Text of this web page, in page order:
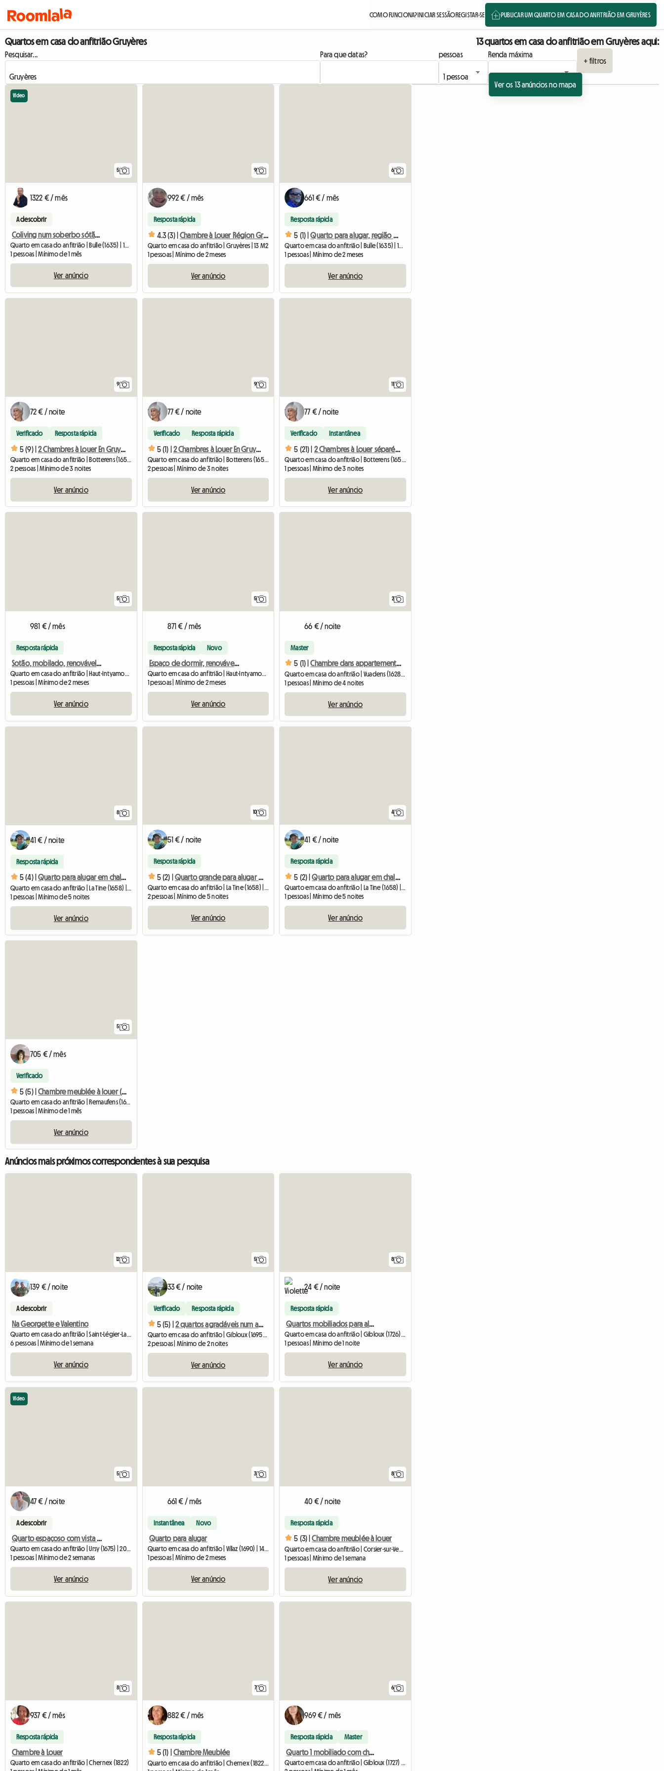
COMO FUNCIONA?INICIAR SESSÃOREGISTAR-SE PUBLICAR UM QUARTO EM CASA DO ANFITRIÃO EM GRUYÈRES
Quartos em casa do anfitrião Gruyères 13 quartos em casa do anfitrião em Gruyères aqui:
Pesquisar... Para que datas? pessoas
Renda máxima
+ filtros
Ver os 13 anúncios no mapa
5
Vídeo
1322 € / mês
A descobrir
Coliving num soberbo sótão de 130m². Terraço com jacuzzi
Quarto em casa do anfitrião | Bulle (1635) | 13 M2
1 pessoas | Mínimo de 1 mês
Ver anúncio
9
992 € / mês
Resposta rápida
4.3 (3) | Chambre à Louer Région Gruyèrienne
Quarto em casa do anfitrião | Gruyères | 13 M2
1 pessoas | Mínimo de 2 meses
Ver anúncio
6
661 € / mês
Resposta rápida
5 (1) | Quarto para alugar, região de Gruyère, Bulle
Quarto em casa do anfitrião | Bulle (1635) | 16 M2
1 pessoas | Mínimo de 2 meses
Ver anúncio
9
72 € / noite
Verificado Resposta rápida
5 (9) | 2 Chambres à Louer En Gruyère Suisse (Kopieren)
Quarto em casa do anfitrião | Botterens (1652) | 12 M2
2 pessoas | Mínimo de 3 noites
Ver anúncio
9
77 € / noite
Verificado Resposta rápida
5 (1) | 2 Chambres à Louer En Gruyère Suisse (Kopieren)
Quarto em casa do anfitrião | Botterens (1652) | 12 M2
2 pessoas | Mínimo de 3 noites
Ver anúncio
77 € / noite
Verificado Instantânea
5 (21) | 2 Chambres à Louer séparément En Gruyère Suisse
Quarto em casa do anfitrião | Botterens (1652) | 13 M2
1 pessoas | Mínimo de 3 noites
Ver anúncio
5
981 € / mês
Resposta rápida
Sotão, mobilado, renovável, flexível, pré-aviso de 1 mês
1 pessoas | Mínimo de 2 meses
Ver anúncio
5
871 € / mês
Resposta rápida Novo
Espaço de dormir, renovável, pré-aviso de 1 mês em 1669 Neirivue
1 pessoas | Mínimo de 2 meses
Ver anúncio
2
66 € / noite
Master
5 (1) | Chambre dans appartement 4.5 pièces au rez-de-chaussée
1 pessoas | Mínimo de 4 noites
Ver anúncio
8
41 € / noite
Resposta rápida
5 (4) | Quarto para alugar em chalé grande - 1pJ
Quarto em casa do anfitrião | La Tine (1658) | 14 M2
1 pessoas | Mínimo de 5 noites
Ver anúncio
10
51 € / noite
Resposta rápida
5 (2) | Quarto grande para alugar num chalé espaçoso -
Quarto em casa do anfitrião | La Tine (1658) | 17 M2
2 pessoas | Mínimo de 5 noites
Ver anúncio
4
41 € / noite
Resposta rápida
5 (2) | Quarto para alugar em chalé grande - 1pR
Quarto em casa do anfitrião | La Tine (1658) | 14 M2
1 pessoas | Mínimo de 5 noites
Ver anúncio
5
705 € / mês
Verificado
5 (5) | Chambre meublée à louer (20 min. de Vevey, Bulle, Lausanne)
Quarto em casa do anfitrião | Remaufens (1617) | 15 M2
1 pessoas | Mínimo de 1 mês
Ver anúncio
Anúncios mais próximos correspondentes à sua pesquisa
12
139 € / noite
A descobrir
Na Georgette e Valentino
Quarto em casa do anfitrião | Saint-Légier-La Chiésaz
6 pessoas | Mínimo de 1 semana
Ver anúncio
5
33 € / noite
Verificado Resposta rápida
5 (5) | 2 quartos agradáveis num ambiente bucólico
Quarto em casa do anfitrião | Gibloux (1695) | 14 M2
2 pessoas | Mínimo de 2 noites
Ver anúncio
8
24 € / noite
Resposta rápida
Quartos mobiliados para aluguel mensal
Quarto em casa do anfitrião | Gibloux (1726) | 12 M2
1 pessoas | Mínimo de 1 noite
Ver anúncio
5
Vídeo
47 € / noite
A descobrir
Quarto espaçoso com vista para o mar
Quarto em casa do anfitrião | Ursy (1675) | 20 M2
1 pessoas | Mínimo de 2 semanas
Ver anúncio
3
661 € / mês
Instantânea Novo
Quarto para alugar
1 pessoas | Mínimo de 2 meses
Ver anúncio
8
40 € / noite
Resposta rápida
5 (3) | Chambre meublée à louer
Quarto em casa do anfitrião | Corsier-sur-Vevey (1809) | 17 M2
1 pessoas | Mínimo de 1 semana
Ver anúncio
8
937 € / mês
Resposta rápida
Chambre à Louer
Quarto em casa do anfitrião | Chernex (1822)
7
882 € / mês
Resposta rápida
5 (1) | Chambre Meublée
Quarto em casa do anfitrião | Chernex (1822) | 15 M2
6
969 € / mês
Resposta rápida Master
Quarto 1 mobiliado com charme a 15 minutos de Friburgo
Quarto em casa do anfitrião | Gibloux (1727) | 12 M2